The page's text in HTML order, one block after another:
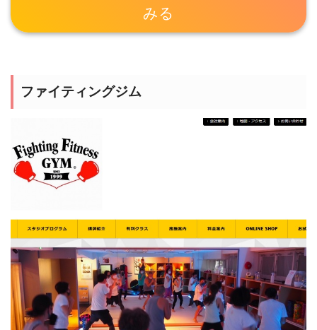
みる
ファイティングジム